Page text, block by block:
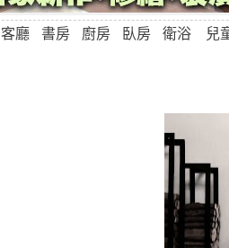
客廳 書房 廚房 臥房 衛浴 兒